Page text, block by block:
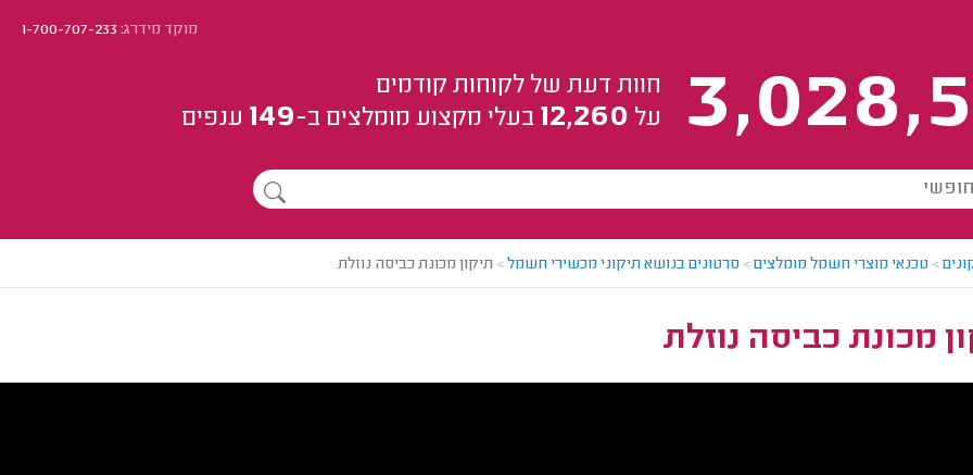
מוקד מידרג:1-700-707-233
חוות דעת של לקוחות קודמים
על 12,260 בעלי מקצוע מומלצים ב-149 ענפים
> טכנאי מוצרי חשמל מומלצים> סרטונים בנושא תיקוני מכשירי חשמל> תיקון מכונת כביסה נוזלת
מכונת כביסה נוזלת